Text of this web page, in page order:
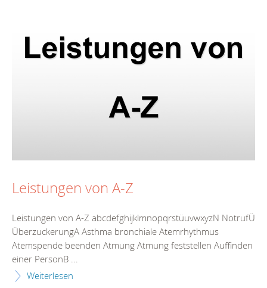
Leistungen von A-Z
Leistungen von A-Z abcdefghijklmnopqrstüuvwxyzN NotrufÜ
ÜberzuckerungA Asthma bronchiale Atemrhythmus
Atemspende beenden Atmung Atmung feststellen Auffinden
einer PersonB ...
Weiterlesen